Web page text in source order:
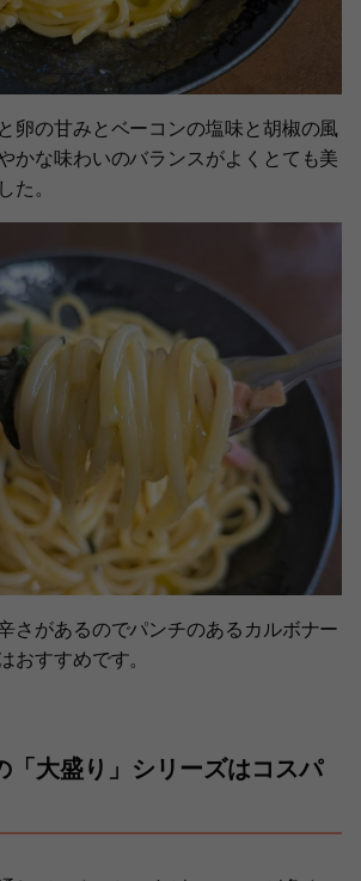
卵の甘みとベーコンの塩味と胡椒の風
かな味わいのバランスがよくとても美
た。
さがあるのでパンチのあるカルボナー
おすすめです。
「大盛り」シリーズはコスパ